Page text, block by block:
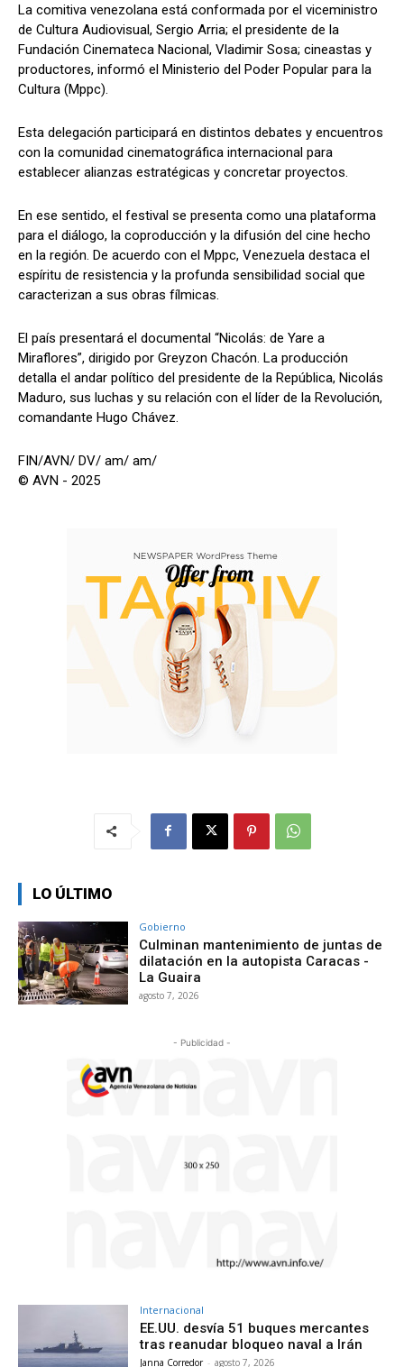
La comitiva venezolana está conformada por el viceministro
de Cultura Audiovisual, Sergio Arria; el presidente de la
Fundación Cinemateca Nacional, Vladimir Sosa; cineastas y
productores, informó el Ministerio del Poder Popular para la
Cultura (Mppc).
Esta delegación participará en distintos debates y encuentros
con la comunidad cinematográfica internacional para
establecer alianzas estratégicas y concretar proyectos.
En ese sentido, el festival se presenta como una plataforma
para el diálogo, la coproducción y la difusión del cine hecho
en la región. De acuerdo con el Mppc, Venezuela destaca el
espíritu de resistencia y la profunda sensibilidad social que
caracterizan a sus obras fílmicas.
El país presentará el documental “Nicolás: de Yare a
Miraflores”, dirigido por Greyzon Chacón. La producción
detalla el andar político del presidente de la República, Nicolás
Maduro, sus luchas y su relación con el líder de la Revolución,
comandante Hugo Chávez.
FIN/AVN/ DV/ am/ am/
© AVN - 2025
LO ÚLTIMO
Gobierno
Culminan mantenimiento de juntas de
dilatación en la autopista Caracas -
La Guaira
agosto 7, 2026
- Publicidad -
Internacional
EE.UU. desvía 51 buques mercantes
tras reanudar bloqueo naval a Irán
Janna Corredor - agosto 7, 2026